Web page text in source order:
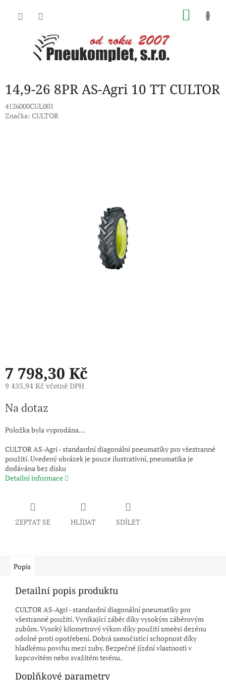
14,9-26 8PR AS-Agri 10 TT CULTOR
4126000CUL001
Značka: CULTOR
7 798,30 Kč
9 435,94 Kč včetně DPH
cena:
Na dotaz
Položka byla vyprodána…
CULTOR AS-Agri - standardní diagonální pneumatiky pro všestranné
použití. Uvedený obrázek je pouze ilustrativní, pneumatika je
dodávána bez disku
Detailní informace
ZEPTAT SE HLÍDAT SDÍLET
Popis
Detailní popis produktu
CULTOR AS-Agri - standardní diagonální pneumatiky pro
všestranné použití. Vynikající záběr díky vysokým záběrovým
zubům. Vysoký kilometrový výkon díky použití smeěsi dezénu
odolné proti opotřebení. Dobrá samočisticí schopnost díky
hladkému povrhu mezi zuby. Bezpečné jízdní vlastnosti v
kopcovitém nebo svažitém terénu.
Doplňkové parametry